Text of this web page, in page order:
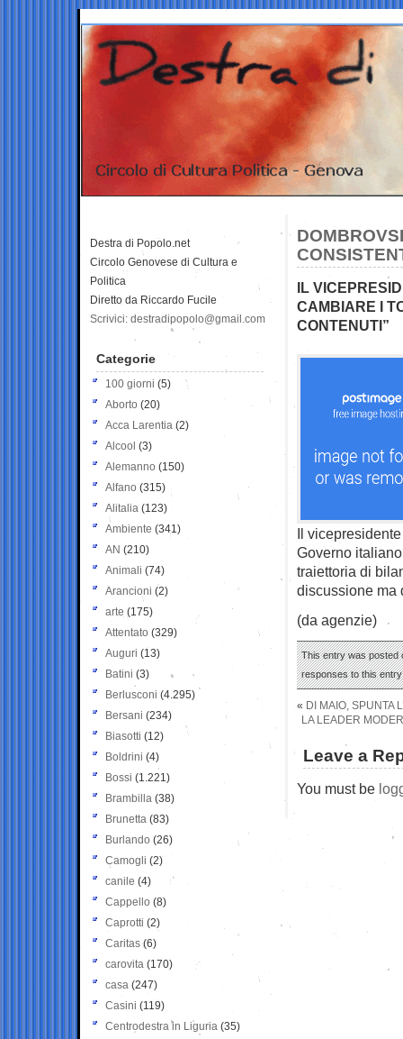
IL
CAMBIARE I
CONTENUTI”
Il
Governo
traiettoria di
discussione ma
(da agenzie)
This entry was posted
responses to this
« DI MAIO, SPUNTA
LA LEADER
Leave a
You must be
Destra di Popolo.net
Circolo Genovese di Cultura e
Politica
Diretto da Riccardo Fucile
Scrivici: destradipopolo@gmail.com
Categorie
100 giorni (5)
Aborto (20)
Acca Larentia (2)
Alcool (3)
Alemanno (150)
Alfano (315)
Alitalia (123)
Ambiente (341)
AN (210)
Animali (74)
Arancioni (2)
arte (175)
Attentato (329)
Auguri (13)
Batini (3)
Berlusconi (4.295)
Bersani (234)
Biasotti (12)
Boldrini (4)
Bossi (1.221)
Brambilla (38)
Brunetta (83)
Burlando (26)
Camogli (2)
canile (4)
Cappello (8)
Caprotti (2)
Caritas (6)
carovita (170)
casa (247)
Casini (119)
Centrodestra in Liguria (35)